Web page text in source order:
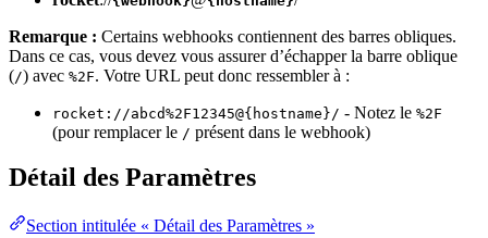
Remarque : Certains webhooks contiennent des barres obliques.
Dans ce cas, vous devez vous assurer d’échapper la barre oblique
(/) avec %2F. Votre URL peut donc ressembler à :
rocket://abcd%2F12345@{hostname}/ - Notez le %2F
(pour remplacer le / présent dans le webhook)
Détail des Paramètres
Section intitulée « Détail des Paramètres »